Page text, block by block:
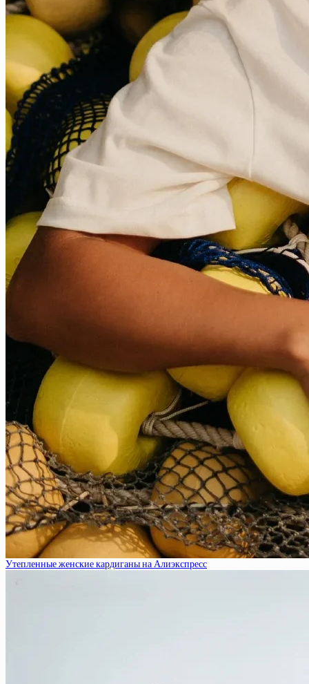
Утепленные женские кардиганы на Алиэкспресс